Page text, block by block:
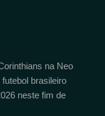
na Neo
futebol brasileiro
neste fim de